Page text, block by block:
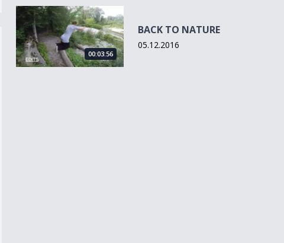
BACK TO NATURE
00:03:56
BACK TO NATURE
05.12.2016